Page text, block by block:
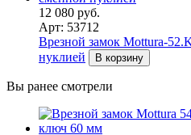
12 080 руб.
Арт: 53712
Врезной замок Mottura-
нуклией
В корзину
Вы ранее смотрели